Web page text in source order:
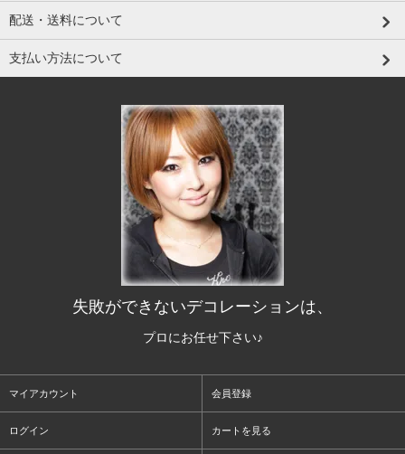
配送・送料について
支払い方法について
失敗ができないデコレーションは、
プロにお任せ下さい♪
マイアカウント 会員登録
ログイン カートを見る